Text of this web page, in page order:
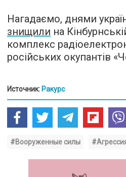
Нагадаємо, днями
знищили на
комплекс
російських окупантів
Источник: Ракурс
#Вооруженные силы